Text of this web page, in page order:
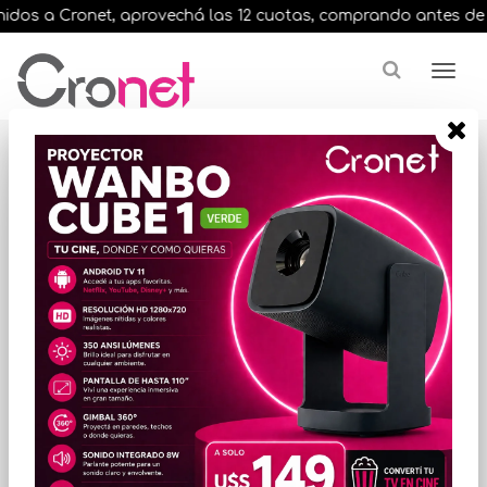
a Cronet, aprovechá las 12 cuotas, comprando antes de